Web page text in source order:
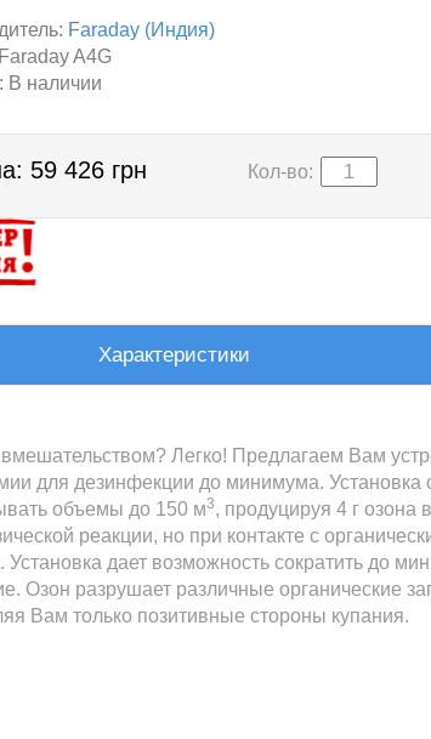
Faraday (Индия)
Faraday A4G
В наличии
59 426 грн Кол-во:
Характеристики
Легко! Предлагаем Вам
для дезинфекции до минимума.
объемы до 150 м3, продуцируя 4 г
реакции, но при контакте с
дает возможность сократить до
Озон разрушает различные органические
Вам только позитивные стороны купания.